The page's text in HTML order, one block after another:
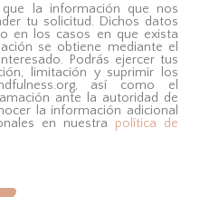
que la información que nos
tu solicitud. Dichos datos
en los casos en que exista
se obtiene mediante el
Podrás ejercer tus
limitación y suprimir los
así como el
ante la autoridad de
la información adicional
en nuestra política de